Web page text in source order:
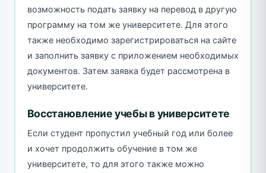
возможность подать заявку на перевод в другую
программу на том же университете. Для этого
также необходимо зарегистрироваться на сайте
и заполнить заявку с приложением необходимых
документов. Затем заявка будет рассмотрена в
университете.
Восстановление учебы в университете
Если студент пропустил учебный год или более
и хочет продолжить обучение в том же
университете, то для этого также можно